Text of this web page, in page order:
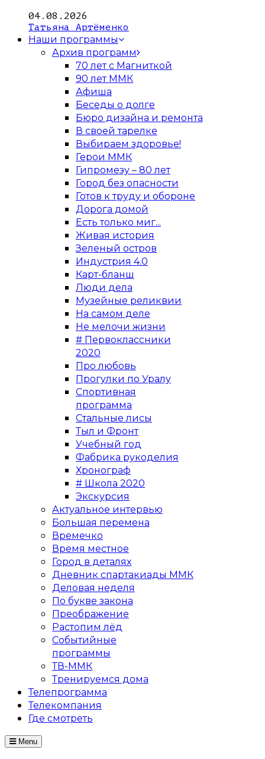
04.08.2026
Татьяна Артёменко
Наши программы
Архив программ
70 лет с Магниткой
90 лет ММК
Афиша
Беседы о долге
Бюро дизайна и ремонта
В своей тарелке
Выбираем здоровье!
Герои ММК
Гипромезу – 80 лет
Город без опасности
Готов к труду и обороне
Дорога домой
Есть только миг...
Живая история
Зеленый остров
Индустрия 4.0
Карт-бланш
Люди дела
Музейные реликвии
На самом деле
Не мелочи жизни
# Первоклассники
2020
Про любовь
Прогулки по Уралу
Спортивная
программа
Стальные лисы
Тыл и Фронт
Учебный год
Фабрика рукоделия
Хронограф
# Школа 2020
Экскурсия
Актуальное интервью
Большая перемена
Времечко
Время местное
Город в деталях
Дневник спартакиады ММК
Деловая неделя
По букве закона
Преображение
Растопим лёд
Событийные
программы
ТВ-ММК
Тренируемся дома
Телепрограмма
Телекомпания
Где смотреть
Menu